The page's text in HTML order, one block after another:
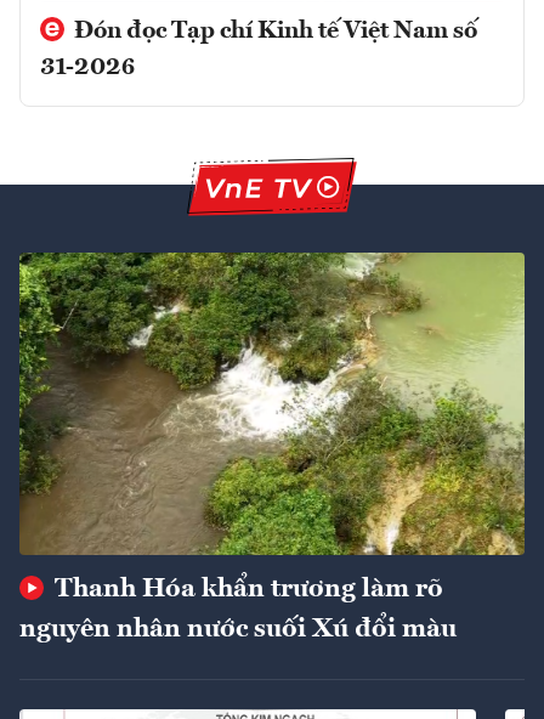
Đón đọc Tạp chí Kinh tế Việt Nam số
31-2026
Thanh Hóa khẩn trương làm rõ
nguyên nhân nước suối Xú đổi màu